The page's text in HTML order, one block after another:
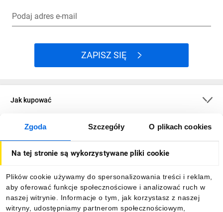
Zgoda Szczegóły O plikach cookies
Na tej stronie są wykorzystywane pliki cookie
Plików cookie używamy do spersonalizowania treści i reklam,
aby oferować funkcje społecznościowe i analizować ruch w
naszej witrynie. Informacje o tym, jak korzystasz z naszej
witryny, udostępniamy partnerom społecznościowym,
Podaj adres e-mail
ZAPISZ SIĘ
Jak kupować
O firmie
Informacje